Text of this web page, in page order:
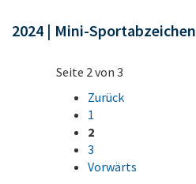
2024 | Mini-Sportabzeichen
Seite 2 von 3
Zurück
1
2
3
Vorwärts